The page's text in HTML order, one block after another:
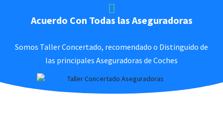
Acuerdo Con Todas las Aseguradoras
Somos Taller Concertado, recomendado o Distinguido de
las principales Aseguradoras de Coches